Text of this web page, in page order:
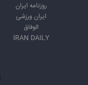
روزنامه ایران
ایران ورزشی
الوفاق
IRAN DAILY